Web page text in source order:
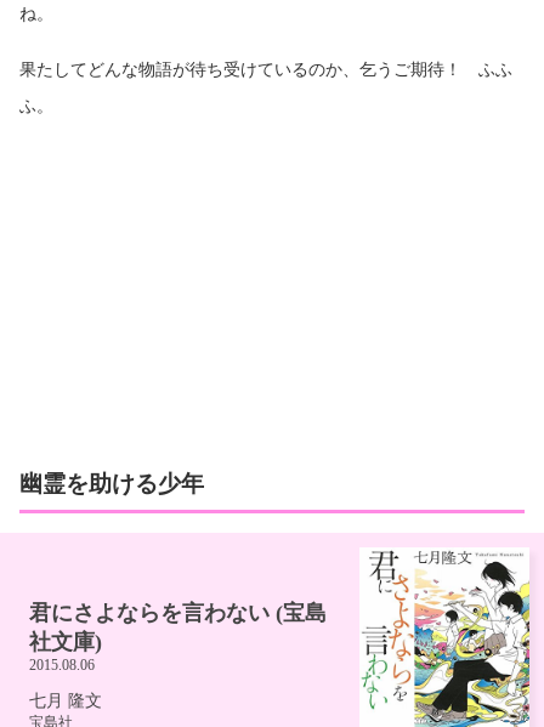
ね。
果たしてどんな物語が待ち受けているのか、乞うご期待！ ふふ
ふ。
幽霊を助ける少年